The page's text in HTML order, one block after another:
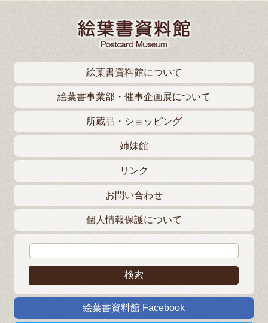
絵葉書資料館について
絵葉書事業部・催事企画展について
所蔵品・ショッピング
姉妹館
リンク
お問い合わせ
個人情報保護について
絵葉書資料館 Facebook